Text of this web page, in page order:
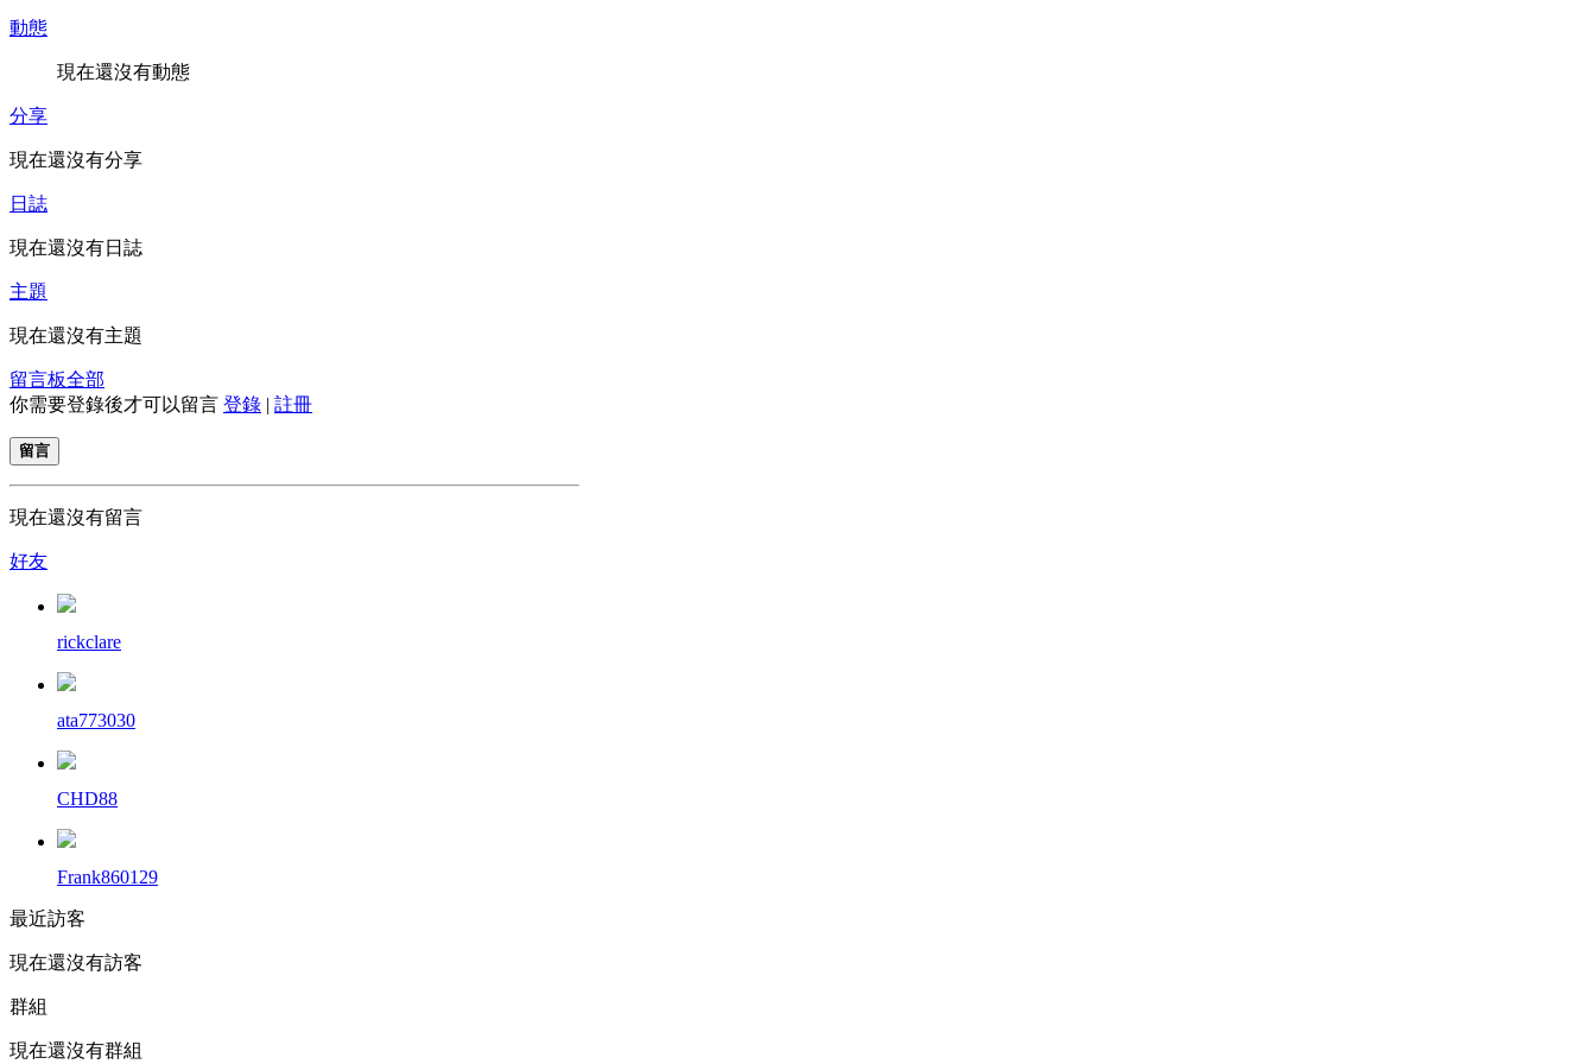
動態
現在還沒有動態
分享
現在還沒有分享
日誌
現在還沒有日誌
主題
現在還沒有主題
留言板全部
你需要登錄後才可以留言 登錄 | 註冊
留言
現在還沒有留言
好友
rickclare
ata773030
CHD88
Frank860129
最近訪客
現在還沒有訪客
群組
現在還沒有群組